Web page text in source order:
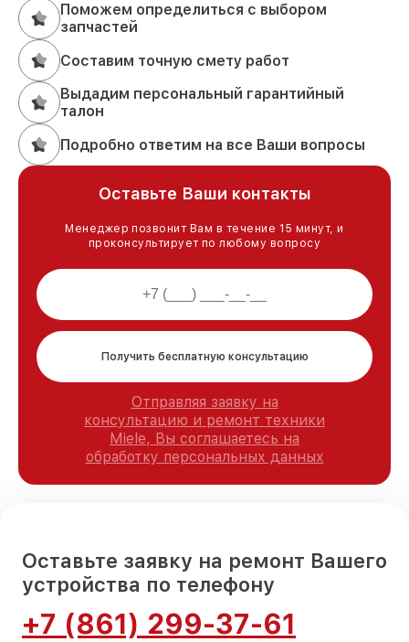
Поможем определиться с выбором
запчастей
Составим точную смету работ
Выдадим персональный гарантийный
талон
Подробно ответим на все Ваши вопросы
Оставьте Ваши контакты
Менеджер позвонит Вам в течение 15 минут, и
проконсультирует по любому вопросу
Получить бесплатную консультацию
Отправляя заявку на
консультацию и ремонт техники
Miele, Вы соглашаетесь на
обработку персональных данных
Оставьте заявку на ремонт Вашего
устройства по телефону
+7 (861) 299-37-61